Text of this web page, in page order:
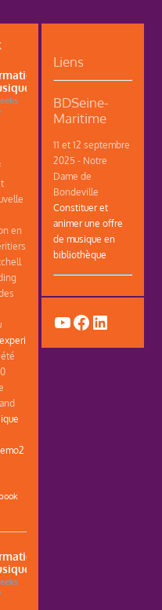
en
Liens
BDSeine-
Maritime
11 et 12 septembre
2025 - Notre
Dame de
Bondeville
Constituer et
animer une offre
de musique en
bibliothèque
YouTube
Facebook
LinkedIn